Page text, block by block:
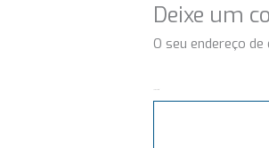
Deixe um
O seu endereço